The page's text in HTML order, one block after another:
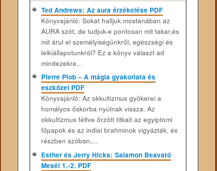
Ted Andrews: Az aura érzékelése PDF
Könyvajánló: Sokat halljuk mostanában az
AURA szót, de tudjuk-e pontosan mit takar,és
mit árul el személyiségünkről, egészségi és
lelkiállapotunkról? Ez a könyv választ ad
mindezekre...
Pierre Piob – A mágia gyakorlata és
eszközei PDF
Könyvajánló: Az okkultizmus gyökerei a
homályos őskorba nyúlnak vissza. Az
okkultizmus féltve őrzött titkait az egyiptomi
főpapok és az indiai brahminok vigyázták, és
részben szóban,...
Esther és Jerry Hicks: Salamon Beavató
Meséi 1.-2. PDF